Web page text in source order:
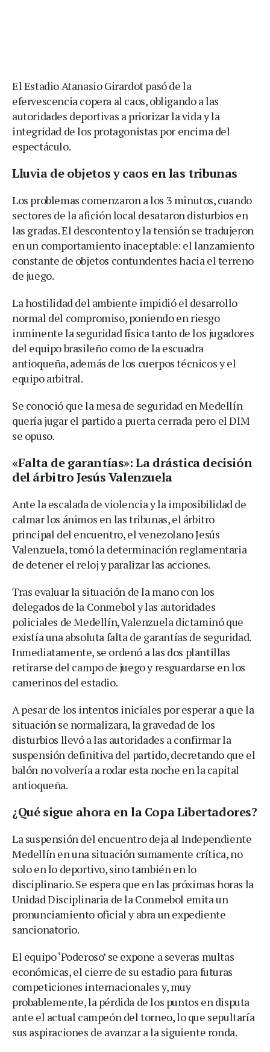
El Estadio Atanasio Girardot pasó de la
efervescencia copera al caos, obligando a las
autoridades deportivas a priorizar la vida y la
integridad de los protagonistas por encima del
espectáculo.
Lluvia de objetos y caos en las tribunas
Los problemas comenzaron a los 3 minutos, cuando
sectores de la afición local desataron disturbios en
las gradas. El descontento y la tensión se tradujeron
en un comportamiento inaceptable: el lanzamiento
constante de objetos contundentes hacia el terreno
de juego.
La hostilidad del ambiente impidió el desarrollo
normal del compromiso, poniendo en riesgo
inminente la seguridad física tanto de los jugadores
del equipo brasileño como de la escuadra
antioqueña, además de los cuerpos técnicos y el
equipo arbitral.
Se conoció que la mesa de seguridad en Medellín
quería jugar el partido a puerta cerrada pero el DIM
se opuso.
«Falta de garantías»: La drástica decisión
del árbitro Jesús Valenzuela
Ante la escalada de violencia y la imposibilidad de
calmar los ánimos en las tribunas, el árbitro
principal del encuentro, el venezolano Jesús
Valenzuela, tomó la determinación reglamentaria
de detener el reloj y paralizar las acciones.
Tras evaluar la situación de la mano con los
delegados de la Conmebol y las autoridades
policiales de Medellín, Valenzuela dictaminó que
existía una absoluta falta de garantías de seguridad.
Inmediatamente, se ordenó a las dos plantillas
retirarse del campo de juego y resguardarse en los
camerinos del estadio.
A pesar de los intentos iniciales por esperar a que la
situación se normalizara, la gravedad de los
disturbios llevó a las autoridades a confirmar la
suspensión definitiva del partido, decretando que el
balón no volvería a rodar esta noche en la capital
antioqueña.
¿Qué sigue ahora en la Copa Libertadores?
La suspensión del encuentro deja al Independiente
Medellín en una situación sumamente crítica, no
solo en lo deportivo, sino también en lo
disciplinario. Se espera que en las próximas horas la
Unidad Disciplinaria de la Conmebol emita un
pronunciamiento oficial y abra un expediente
sancionatorio.
El equipo ‘Poderoso’ se expone a severas multas
económicas, el cierre de su estadio para futuras
competiciones internacionales y, muy
probablemente, la pérdida de los puntos en disputa
ante el actual campeón del torneo, lo que sepultaría
sus aspiraciones de avanzar a la siguiente ronda.